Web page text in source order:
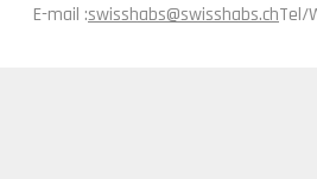
E-mail :swisshabs@swisshabs.chTel/